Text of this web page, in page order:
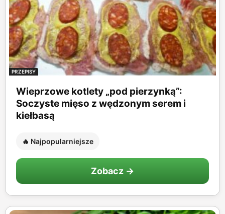
PRZEPISY
Wieprzowe kotlety „pod pierzynką”:
Soczyste mięso z wędzonym serem i
kiełbasą
🔥 Najpopularniejsze
Zobacz →